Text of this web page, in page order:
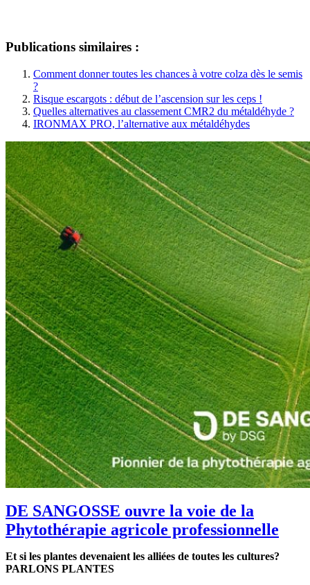
Publications similaires :
Comment donner toutes les chances à votre colza dès le semis
?
Risque escargots : début de l’ascension sur les ceps !
Quelles alternatives au classement CMR2 du métaldéhyde ?
IRONMAX PRO, l’alternative aux métaldéhydes
DE SANGOSSE ouvre la voie de la
Phytothérapie agricole professionnelle
Et si les plantes devenaient les alliées de toutes les cultures?
PARLONS PLANTES